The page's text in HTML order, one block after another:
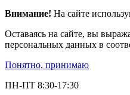
Внимание! На сайте
Оставаясь на сайте, вы
персональных данных в
Понятно, принимаю
ПН-ПТ 8:30-17:30